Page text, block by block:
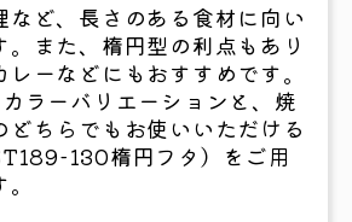
など、長さのある食材に向い
。また、楕円型の利点もあり
レーなどにもおすすめです。
ラーバリエーションと、焼
どちらでもお使いいただける
130楕円フタ）をご用